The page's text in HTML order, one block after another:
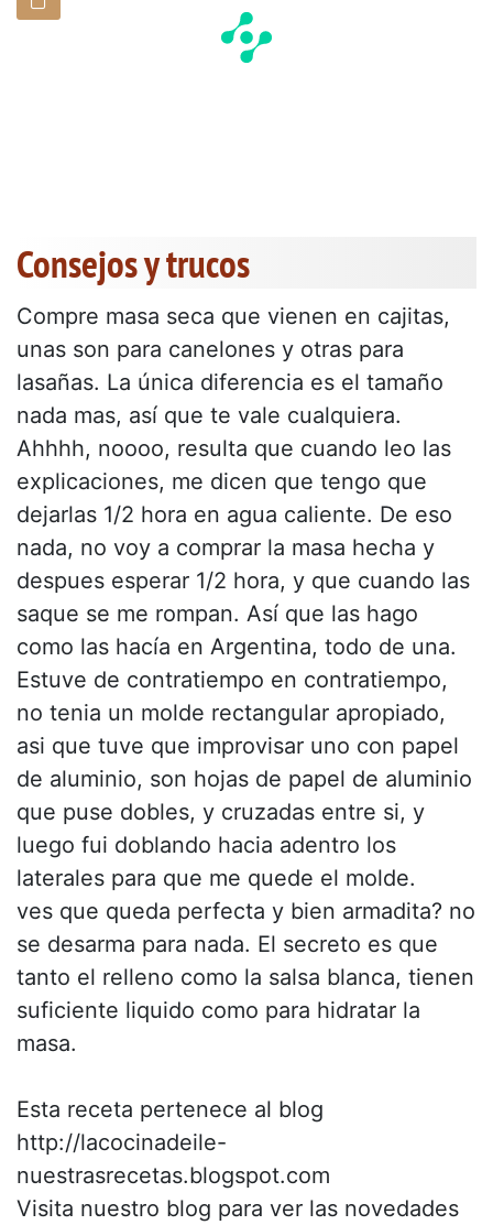
Consejos y trucos
Compre masa seca que vienen en cajitas,
unas son para canelones y otras para
lasañas. La única diferencia es el tamaño
nada mas, así que te vale cualquiera.
Ahhhh, noooo, resulta que cuando leo las
explicaciones, me dicen que tengo que
dejarlas 1/2 hora en agua caliente. De eso
nada, no voy a comprar la masa hecha y
despues esperar 1/2 hora, y que cuando las
saque se me rompan. Así que las hago
como las hacía en Argentina, todo de una.
Estuve de contratiempo en contratiempo,
no tenia un molde rectangular apropiado,
asi que tuve que improvisar uno con papel
de aluminio, son hojas de papel de aluminio
que puse dobles, y cruzadas entre si, y
luego fui doblando hacia adentro los
laterales para que me quede el molde.
ves que queda perfecta y bien armadita? no
se desarma para nada. El secreto es que
tanto el relleno como la salsa blanca, tienen
suficiente liquido como para hidratar la
masa.
Esta receta pertenece al blog
http://lacocinadeile-
nuestrasrecetas.blogspot.com
Visita nuestro blog para ver las novedades